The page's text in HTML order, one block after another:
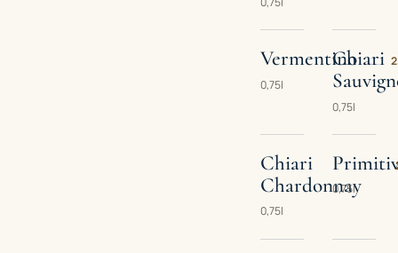
Vermentino
0,75l
Chiari
0,75l
Chiari
Chardonnay
0,75l
0,75l